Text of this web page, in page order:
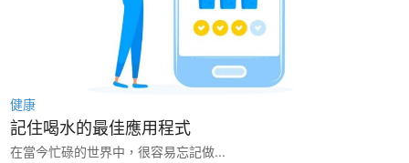
健康
記住喝水的最佳應用程式
在當今忙碌的世界中，很容易忘記做...